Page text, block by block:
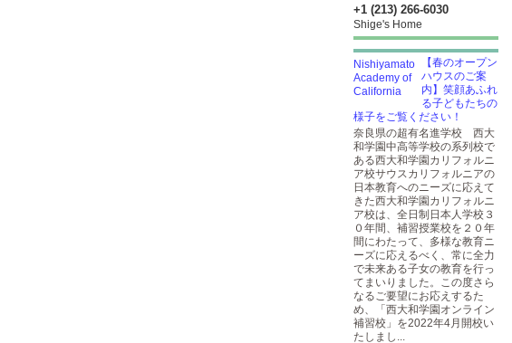
+1 (213) 266-6030
Shige's Home
【春のオープン
ハウスのご案
内】笑顔あふれ
る子どもたちの
様子をご覧ください！
奈良県の超有名進学校 西大
和学園中高等学校の系列校で
ある西大和学園カリフォルニ
ア校サウスカリフォルニアの
日本教育へのニーズに応えて
きた西大和学園カリフォルニ
ア校は、全日制日本人学校３
０年間、補習授業校を２０年
間にわたって、多様な教育ニ
ーズに応えるべく、常に全力
で未来ある子女の教育を行っ
てまいりました。この度さら
なるご要望にお応えするた
め、「西大和学園オンライン
補習校」を2022年4月開校い
たしまし...